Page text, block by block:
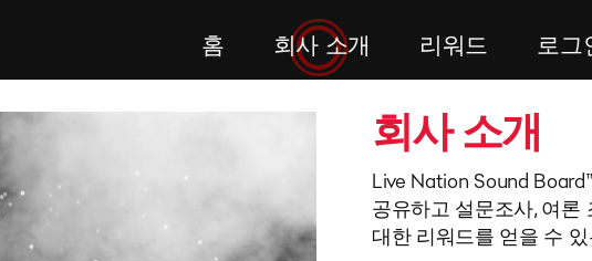
홈 회사 소개 리워드 로그
회사 소개
Live Nation Sound
공유하고 설문조사, 여론
대한 리워드를 얻을 수